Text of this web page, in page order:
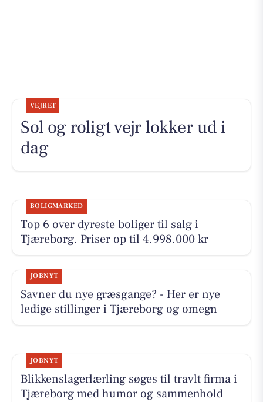
VEJRET
Sol og roligt vejr lokker ud i
dag
BOLIGMARKED
Top 6 over dyreste boliger til salg i
Tjæreborg. Priser op til 4.998.000 kr
JOBNYT
Savner du nye græsgange? - Her er nye
ledige stillinger i Tjæreborg og omegn
JOBNYT
Blikkenslagerlærling søges til travlt firma i
Tjæreborg med humor og sammenhold